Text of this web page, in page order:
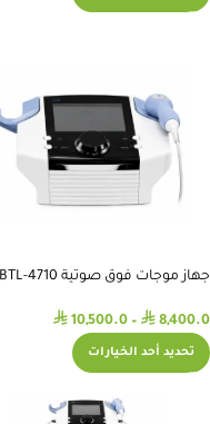
جهاز موجات فوق صوتية BTL-4710
⃁ 8,400.0
–
⃁ 10,500.0
تحديد أحد الخيارات